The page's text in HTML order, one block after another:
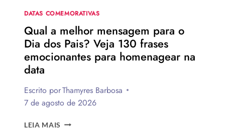
DATAS COMEMORATIVAS
Qual a melhor mensagem para o
Dia dos Pais? Veja 130 frases
emocionantes para homenagear na
data
Escrito porThamyres Barbosa
7 de agosto de 2026
LEIA MAIS QUAL